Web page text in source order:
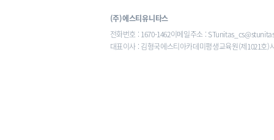
(주)에스티유니타스
전화번호 : 1670-1462이메일주소 :
대표이사 : 김형국에스티아카데미평생교육원(제1021호)